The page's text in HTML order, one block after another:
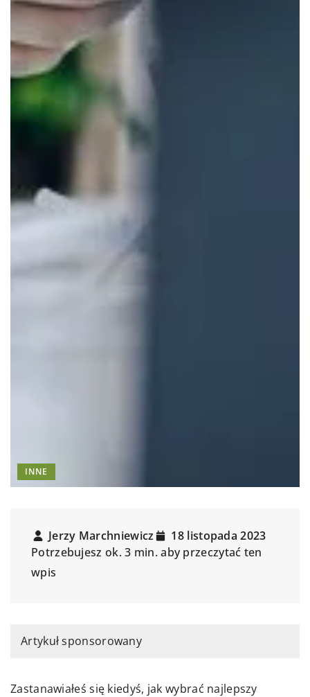
INNE
Jerzy Marchniewicz
18 listopada 2023
Potrzebujesz ok. 3 min. aby przeczytać ten
wpis
Artykuł sponsorowany
Zastanawiałeś się kiedyś, jak wybrać najlepszy